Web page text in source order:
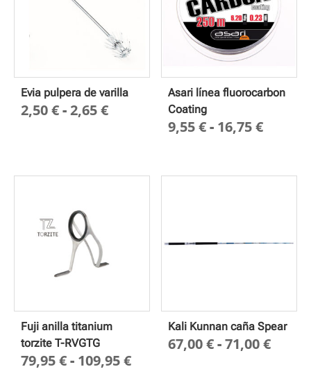
Evia pulpera de varilla
2,50€-2,65€Rango
2,50 €
Asari línea fluorocarbon
Coating
9,55€- 16,75€Rango
desde
Fuji anilla titanium
torzite T-RVGTG
79,95€- 109,95€Rango
Kali Kunnan caña Spear
67,00€-71,00€